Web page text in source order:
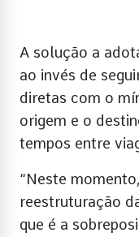
A solução a
ao invés de
diretas com o
origem e o
tempos entre
“Neste
reestruturação
que é a